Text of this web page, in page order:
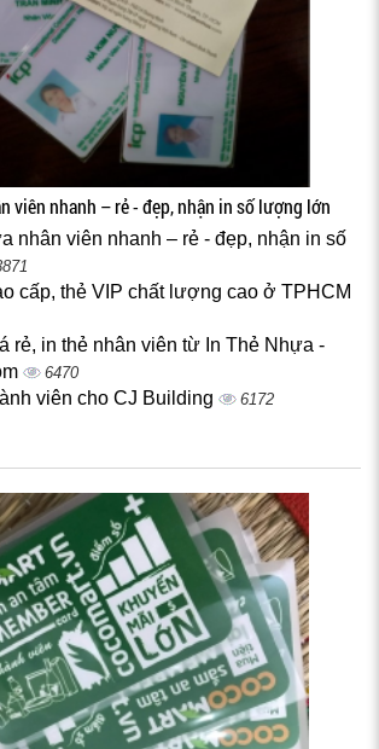
viên nhanh – rẻ - đẹp, nhận in số lượng lớn
nhân viên nhanh – rẻ - đẹp, nhận in số
cấp, thẻ VIP chất lượng cao ở TPHCM
rẻ, in thẻ nhân viên từ In Thẻ Nhựa -
6470
viên cho CJ Building 6172